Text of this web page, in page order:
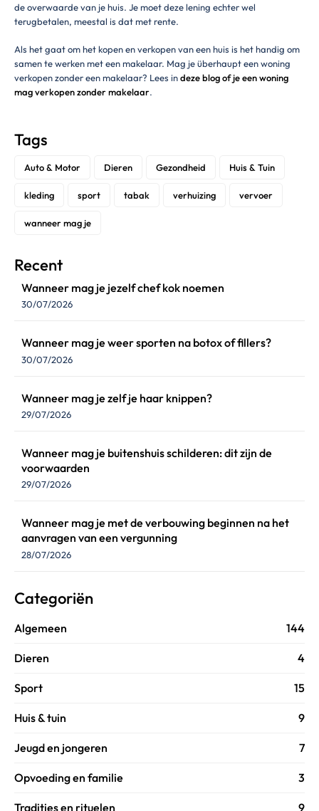
de overwaarde van je huis. Je moet deze lening echter wel
terugbetalen, meestal is dat met rente.
Als het gaat om het kopen en verkopen van een huis is het handig om
samen te werken met een makelaar. Mag je überhaupt een woning
verkopen zonder een makelaar? Lees indeze blog of je een woning
mag verkopen zonder makelaar.
Tags
Auto & Motor Dieren Gezondheid Huis & Tuin
kleding sport tabak verhuizing vervoer
wanneer mag je
Recent
Wanneer mag je jezelf chef kok noemen
30/07/2026
Wanneer mag je weer sporten na botox of fillers?
30/07/2026
Wanneer mag je zelf je haar knippen?
29/07/2026
Wanneer mag je buitenshuis schilderen: dit zijn de
voorwaarden
29/07/2026
Wanneer mag je met de verbouwing beginnen na het
aanvragen van een vergunning
28/07/2026
Categoriën
Algemeen 144
Dieren 4
Sport 15
Huis & tuin 9
Jeugd en jongeren 7
Opvoeding en familie 3
Tradities en rituelen 9